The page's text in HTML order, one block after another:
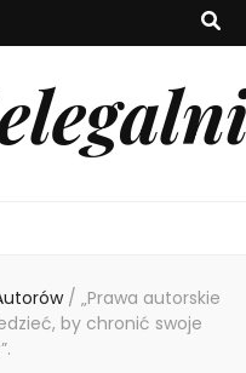
/ „Prawa autorskie
by chronić swoje